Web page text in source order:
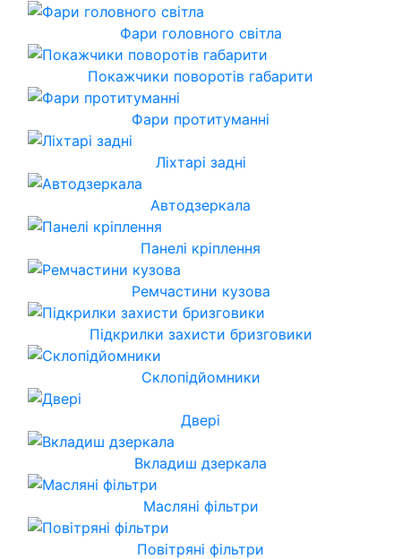
Фари головного світла
Покажчики поворотів габарити
Фари протитуманні
Ліхтарі задні
Автодзеркала
Панелі кріплення
Ремчастини кузова
Підкрилки захисти бризговики
Склопідйомники
Двері
Вкладиш дзеркала
Масляні фільтри
Повітряні фільтри